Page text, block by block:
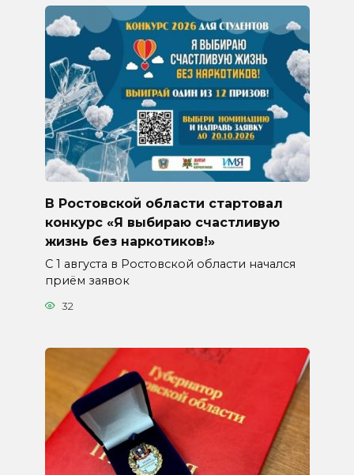
В Ростовской области стартовал
конкурс «Я выбираю счастливую
жизнь без наркотиков!»
С 1 августа в Ростовской области начался
приём заявок
32